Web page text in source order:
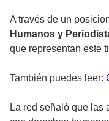
A través de un
Humanos y
que representan este
También puedes leer:
La red señaló que